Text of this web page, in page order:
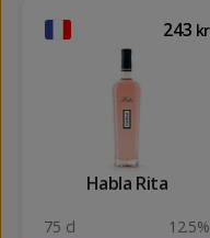
243 kr
Habla Rita
75 cl 12.5%